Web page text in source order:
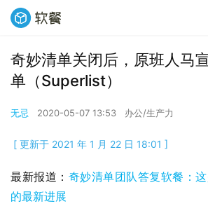
奇妙清单关闭后，原班人马
单（Superlist）
无忌 2020-05-07 13:53 办公/生产力
[ 更新于 2021 年 1 月 22 日 18:01 ]
最新报道： 奇妙清单团队答复软餐：
的最新进展